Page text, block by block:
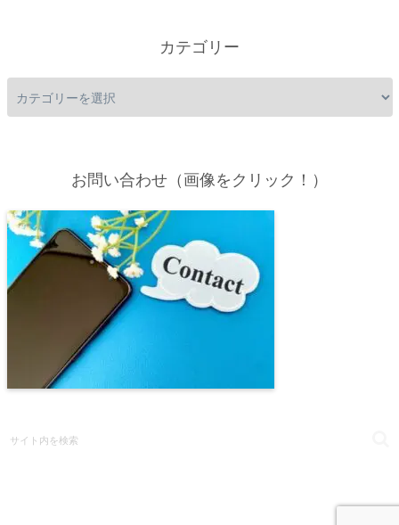
カテゴリー
お問い合わせ（画像をクリック！）